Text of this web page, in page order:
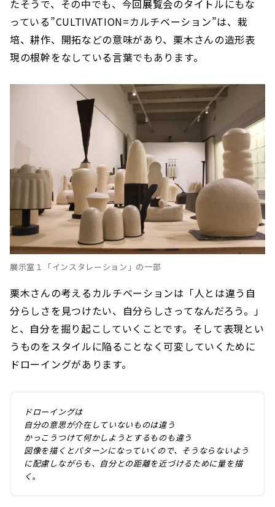
たそうで、その中でも、今回展覧会のタイトルにもな
っている”CULTIVATION=カルチベーション”は、栽
培、耕作、開拓などの意味があり、栗木さんの造形表
現の根幹をなしている言葉でもあります。
展示室１「インスタレーション」の一部
栗木さんの考えるカルチベーションは「人とは違う自
分らしさを見つけたい、自分らしさってなんだろう。」
と、自分を掘り起こしていくことです。そして表現とい
うものをスタイルに陥ることなく可変していくために
ドローイングがあります。
ドローイングは
自分の意思が介在していないものは違う
かっこうつけて何かしようとするものも違う
図像を描くとパターンになっていくので、そうならないよう
に配慮しながらも、自分との距離を近づけるために量を描
く。